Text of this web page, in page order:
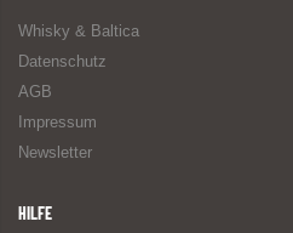
Whisky & Baltica
Datenschutz
AGB
Impressum
Newsletter
HILFE